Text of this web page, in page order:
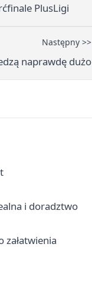
PlusLigi
Następny >>
naprawdę dużo
i doradztwo